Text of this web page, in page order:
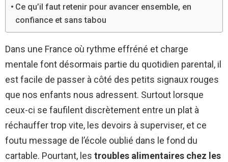
Ce qu’il faut retenir pour avancer ensemble, en
confiance et sans tabou
Dans une France où rythme effréné et charge
mentale font désormais partie du quotidien parental, il
est facile de passer à côté des petits signaux rouges
que nos enfants nous adressent. Surtout lorsque
ceux-ci se faufilent discrètement entre un plat à
réchauffer trop vite, les devoirs à superviser, et ce
foutu message de l’école oublié dans le fond du
cartable. Pourtant, les troubles alimentaires chez les